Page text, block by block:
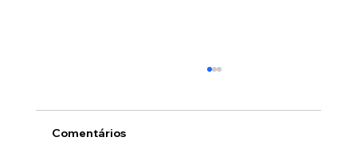
Comentários